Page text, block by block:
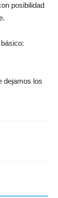
posibilidad
dejamos los